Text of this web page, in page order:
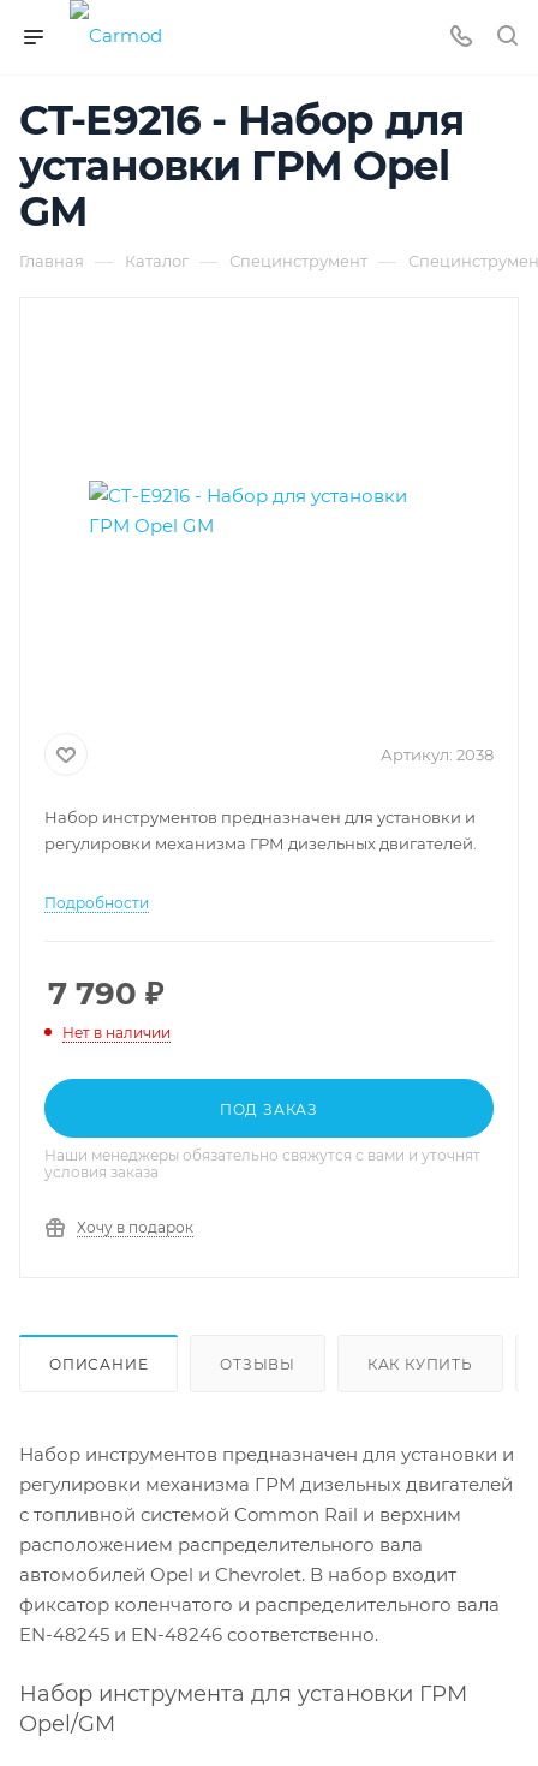
CT-E9216 - Набор для
установки ГРМ Opel
GM
Главная — Каталог — Специнструмент —
Артикул: 2038
Набор инструментов предназначен для установки и
регулировки механизма ГРМ дизельных двигателей.
Подробности
7 790 ₽
Нет в наличии
ПОД ЗАКАЗ
Наши менеджеры обязательно свяжутся с вами и уточнят
условия заказа
Хочу в подарок
ОПИСАНИЕ ОТЗЫВЫ КАК КУПИТЬ
Набор инструментов предназначен для установки и
регулировки механизма ГРМ дизельных двигателей
с топливной системой Common Rail и верхним
расположением распределительного вала
автомобилей Opel и Chevrolet. В набор входит
фиксатор коленчатого и распределительного вала
EN-48245 и EN-48246 соответственно.
Набор инструмента для установки ГРМ
Opel/GM